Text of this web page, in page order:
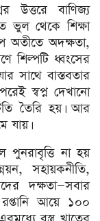
উত্তরে বাণিজ্য
ভুল থেকে শিক্ষা
অতীতে অদক্ষতা,
শিল্পটি ধ্বংসের
সাথে বাস্তবতার
স্বপ্ন দেখানো
তৈরি হয়। আর
যায়।
পুনরাবৃত্তি না হয়
সহায়কনীতি,
দক্ষতা—সবার
আয়ে ১০০